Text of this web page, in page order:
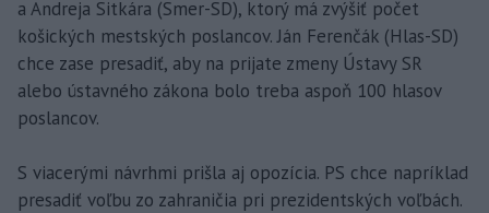
a Andreja Sitkára (Smer-SD), ktorý má zvýšiť počet
košických mestských poslancov. Ján Ferenčák (Hlas-SD)
chce zase presadiť, aby na prijate zmeny Ústavy SR
alebo ústavného zákona bolo treba aspoň 100 hlasov
poslancov.
S viacerými návrhmi prišla aj opozícia. PS chce napríklad
presadiť voľbu zo zahraničia pri prezidentských voľbách.